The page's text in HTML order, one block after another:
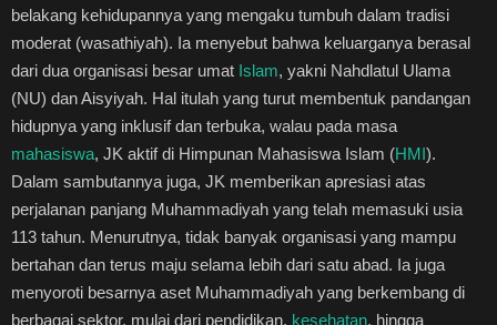
belakang kehidupannya yang mengaku tumbuh dalam tradisi
moderat (wasathiyah). Ia menyebut bahwa keluarganya berasal
dari dua organisasi besar umat Islam, yakni Nahdlatul Ulama
(NU) dan Aisyiyah. Hal itulah yang turut membentuk pandangan
hidupnya yang inklusif dan terbuka, walau pada masa
mahasiswa, JK aktif di Himpunan Mahasiswa Islam (HMI).
Dalam sambutannya juga, JK memberikan apresiasi atas
perjalanan panjang Muhammadiyah yang telah memasuki usia
113 tahun. Menurutnya, tidak banyak organisasi yang mampu
bertahan dan terus maju selama lebih dari satu abad. Ia juga
menyoroti besarnya aset Muhammadiyah yang berkembang di
berbagai sektor, mulai dari pendidikan, kesehatan, hingga